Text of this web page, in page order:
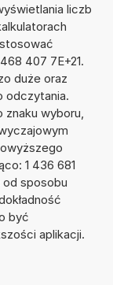
liczb
407 7E+21.
duże oraz
odczytania.
wyboru,
1 436 681
sposobu
być
aplikacji.